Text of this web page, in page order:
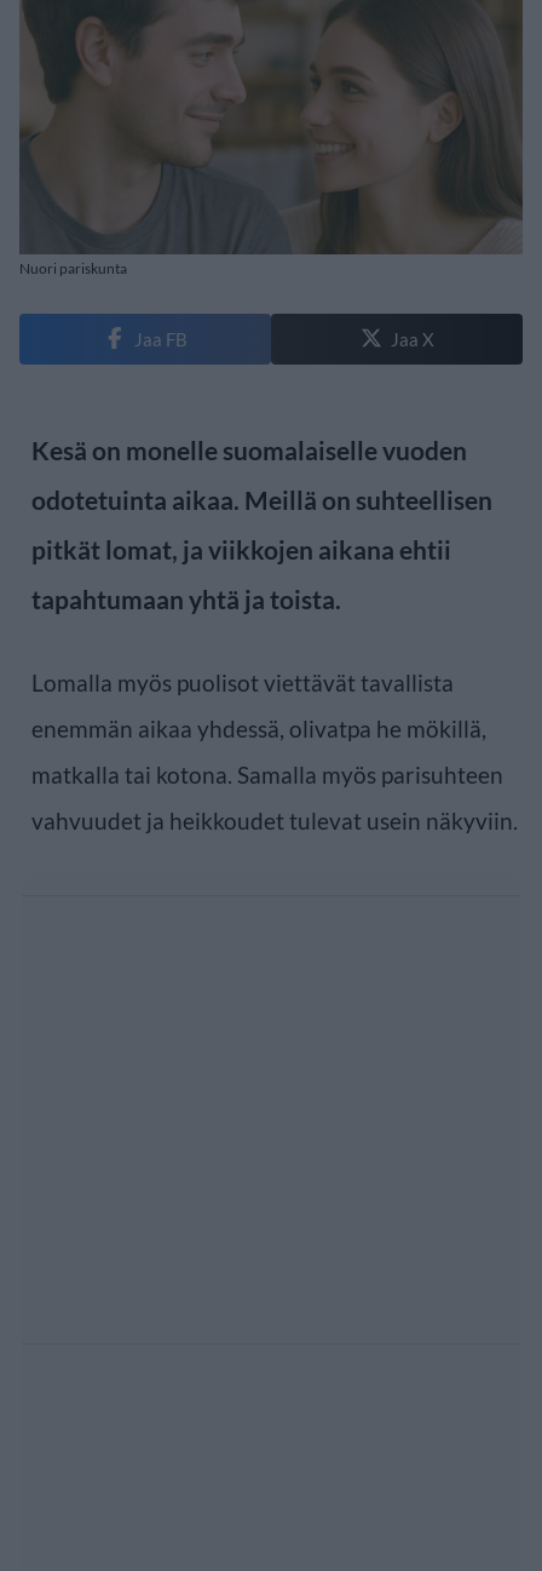
Nuori pariskunta
Jaa FB Jaa X
Kesä on monelle suomalaiselle vuoden
odotetuinta aikaa. Meillä on suhteellisen
pitkät lomat, ja viikkojen aikana ehtii
tapahtumaan yhtä ja toista.
Lomalla myös puolisot viettävät tavallista
enemmän aikaa yhdessä, olivatpa he mökillä,
matkalla tai kotona. Samalla myös parisuhteen
vahvuudet ja heikkoudet tulevat usein näkyviin.